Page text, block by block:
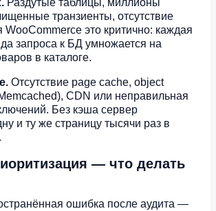
Раздутые таблицы, миллионы
транзиенты, отсутствие
WooCommerce это критично: каждая
запроса к БД умножается на
в каталоге.
Отсутствие page cache, object
CDN или неправильная
Без кэша сервер
и ту же страницу тысячи раз в
— что делать
ошибка после аудита —